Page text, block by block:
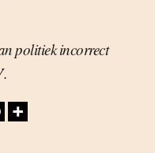
politiek incorrect
.